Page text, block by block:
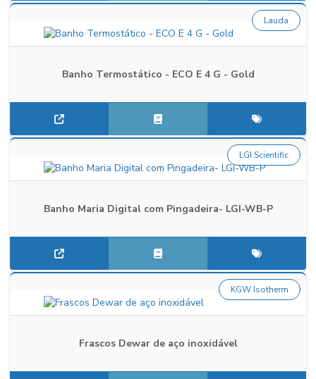
Banho Termostático - ECO E 4 G - Gold
Lauda
Banho Maria Digital com Pingadeira- LGI-WB-P
LGI Scientific
Frascos Dewar de aço inoxidável
KGW Isotherm